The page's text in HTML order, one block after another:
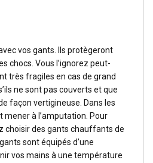
vos gants. Ils protègeront
chocs. Vous l’ignorez peut-
très fragiles en cas de grand
ne sont pas couverts et que
façon vertigineuse. Dans les
mener à l’amputation. Pour
choisir des gants chauffants de
gants sont équipés d’une
vos mains à une température